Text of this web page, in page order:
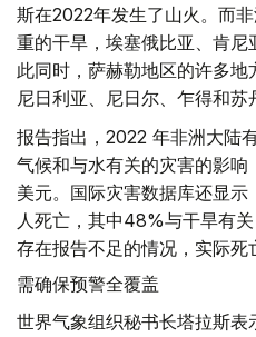
斯在2022年发生了山火。而
重的干旱，埃塞俄比亚、肯
此同时，萨赫勒地区的许多地
尼日利亚、尼日尔、乍得和苏
报告指出，2022 年非洲大陆
气候和与水有关的灾害的影
美元。国际灾害数据库还显
人死亡，其中48%与干旱有
存在报告不足的情况，实际死
需确保预警全覆盖
世界气象组织秘书长塔拉斯